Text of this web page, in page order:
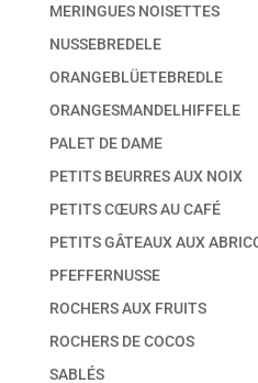
MERINGUES NOISETTES
NUSSEBREDELE
ORANGEBLÜETEBREDLE
ORANGESMANDELHIFFELE
PALET DE DAME
PETITS BEURRES AUX NOIX
PETITS CŒURS AU CAFÉ
PETITS GÂTEAUX AUX
PFEFFERNUSSE
ROCHERS AUX FRUITS
ROCHERS DE COCOS
SABLÉS